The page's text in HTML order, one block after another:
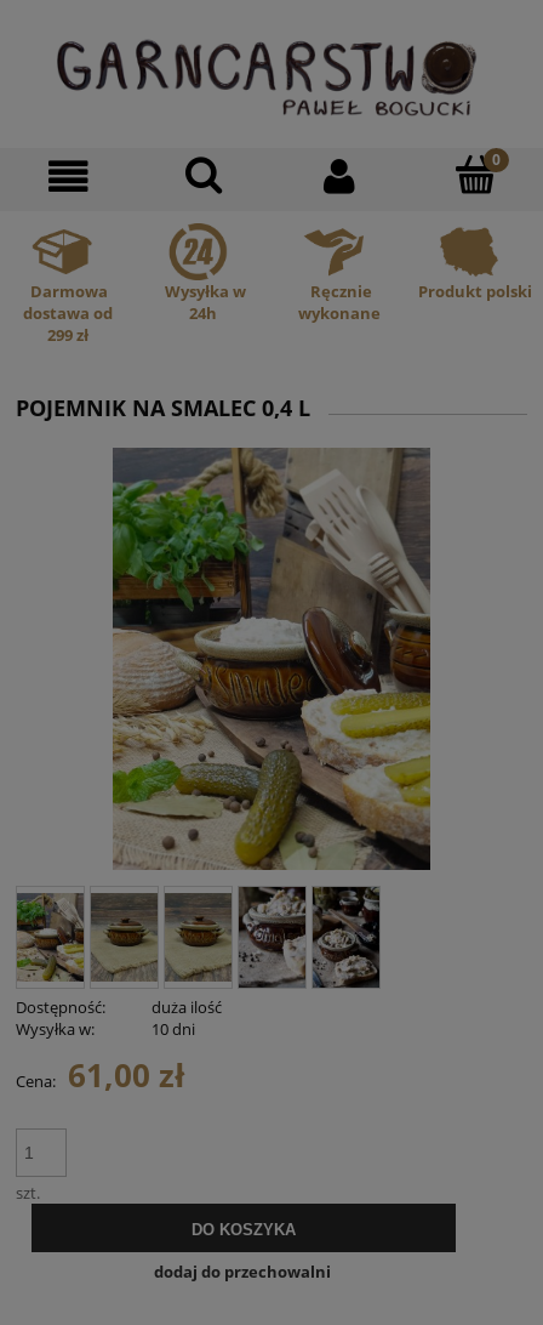
Darmowa
dostawa od
299 zł
Wysyłka w
24h
Ręcznie
wykonane
Produkt polski
POJEMNIK NA SMALEC 0,4 L
Dostępność:
duża ilość
Wysyłka w:
10 dni
Cena: 61,00 zł
szt.
DO KOSZYKA
dodaj do przechowalni